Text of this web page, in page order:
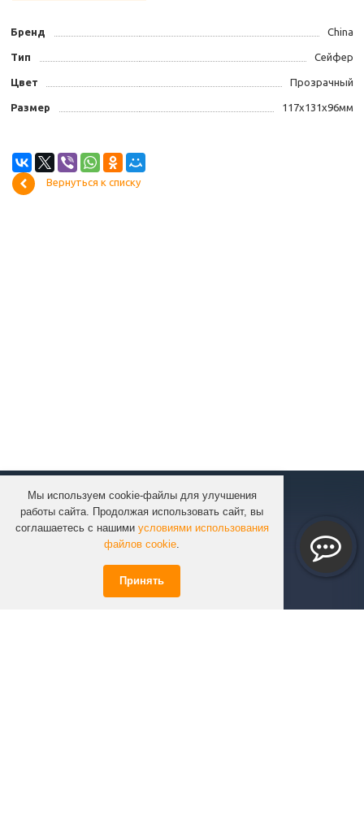
Мы используем cookie-файлы для улучшения
работы сайта. Продолжая использовать сайт, вы
соглашаетесь с нашими условиями использования
файлов cookie.
Принять
Бренд China
Тип Сейфер
Цвет Прозрачный
Размер 117х131х96мм
Вернуться к списку
КОМПАНИЯ
КАТАЛОГ
УСЛУГИ
ИНФОРМАЦИЯ